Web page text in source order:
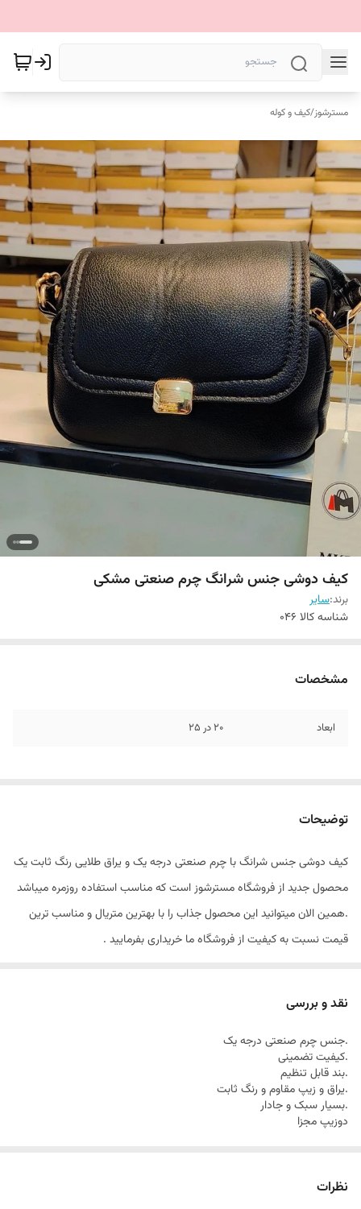
مسترشوز/کیف و کوله
کیف دوشی جنس شرانگ چرم صنعتی مشکی
برند:سایر
شناسه کالا 046
مشخصات
ابعاد 20 در 25
توضیحات
کیف دوشی جنس شرانگ با چرم صنعتی درجه یک و یراق طلایی رنگ ثابت یک
محصول جدید از فروشگاه مسترشوز است که مناسب استفاده روزمره میباشد
.همین الان میتوانید این محصول جذاب را با بهترین متریال و مناسب ترین
قیمت نسبت به کیفیت از فروشگاه ما خریداری بفرمایید .
نقد و بررسی
.جنس چرم صنعتی درجه یک
.کیفیت تضمینی
.بند قابل تنظیم
.یراق و زیپ مقاوم و رنگ ثابت
.بسیار سبک و جادار
دوزیپ مجزا
نظرات